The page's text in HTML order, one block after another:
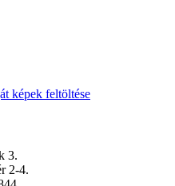
képek feltöltése
3.
2-4.